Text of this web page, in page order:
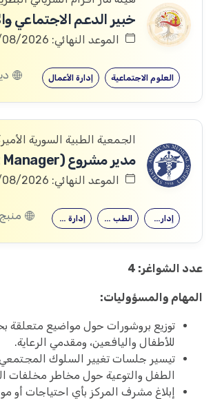
الموعد النهائي: 02/08/2026
إدارة الأعمال العلوم الاجتماعية
الجمعية الطبية السورية
مدير مشروع (Project Manager)
الموعد النهائي: 01/08/2026
إدارة المشاريع الطب البشري… إدارة الأعمال
عدد الشواغر: 4
المهام والمسؤوليات:
توزيع بروشورات حول مواضيع متعلقة
للأطفال واليافعين، ومقدمي الرعاية.
تيسير جلسات تغيير السلوك
الطفل والتوعية حول مخاطر مخلفات
إبلاغ مشرف المركز بأي احتياجات أو